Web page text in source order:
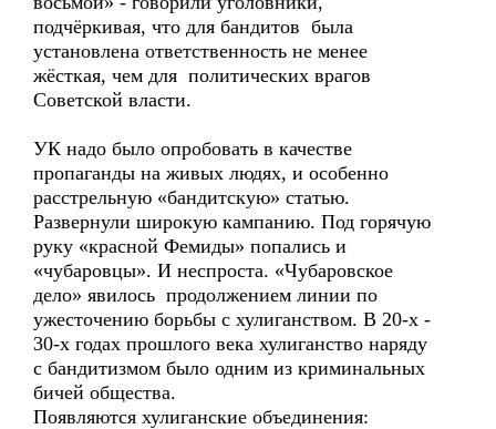
подчёркивая, что для бандитов была
установлена ответственность не менее
жёсткая, чем для политических врагов
Советской власти.
УК надо было опробовать в качестве
пропаганды на живых людях, и особенно
расстрельную «бандитскую» статью.
Развернули широкую кампанию. Под горячую
руку «красной Фемиды» попались и
«чубаровцы». И неспроста. «Чубаровское
дело» явилось продолжением линии по
ужесточению борьбы с хулиганством. В 20-х -
30-х годах прошлого века хулиганство наряду
с бандитизмом было одним из криминальных
бичей общества.
Появляются хулиганские объединения: